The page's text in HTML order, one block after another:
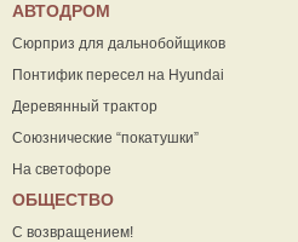
АВТОДРОМ
Сюрприз для дальнобойщиков
Понтифик пересел на Hyundai
Деревянный трактор
Союзнические “покатушки”
На светофоре
ОБЩЕСТВО
С возвращением!